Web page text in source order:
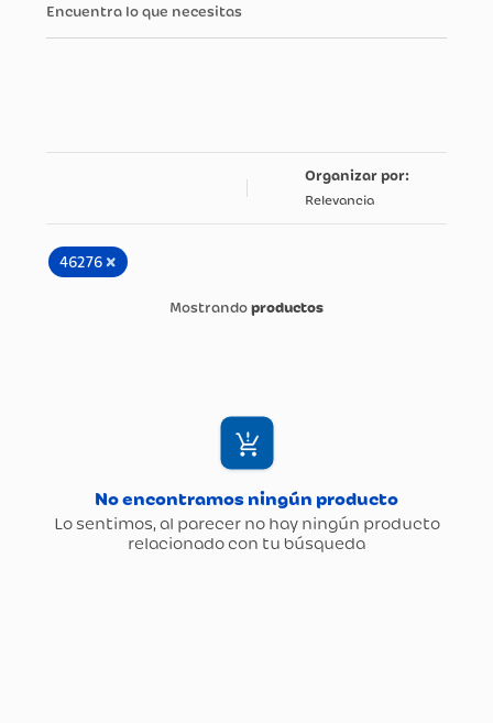
Encuentra lo que necesitas
Relevancia
46276 ×
productos